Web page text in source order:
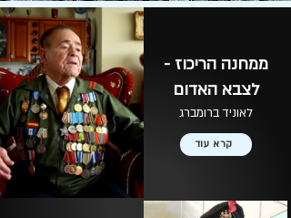
ממחנה הריכוז -
לצבא האדום
לאוניד ברומברג
קרא עוד